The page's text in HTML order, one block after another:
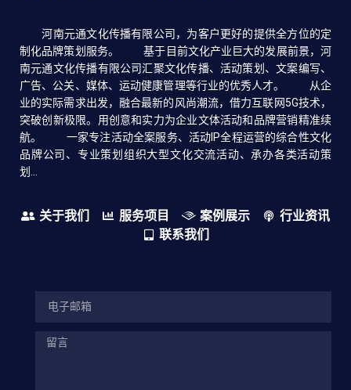
河南元通文化传播有限公司，为客户更好的提供全方位的定
制化品牌策划服务。 基于目前文化产业巨大的发展前景，河
南元通文化传播有限公司汇聚文化传播、活动策划、文案编写、
广告、公关、媒体、运动健康管理等行业的优秀人才。 从企
业的实际需求出发，融合最新的风尚潮流，借力互联网5G技术，
突破创新极限。用创意和实力为企业文体活动和品牌营销精准续
航。 一家专注活动全案服务、活动IP全程运营的综合性文化
品牌公司、专业策划组织大型文化交流活动、承办各类活动策
划...
关于我们 服务项目 案例展示
行业资讯
联系我们